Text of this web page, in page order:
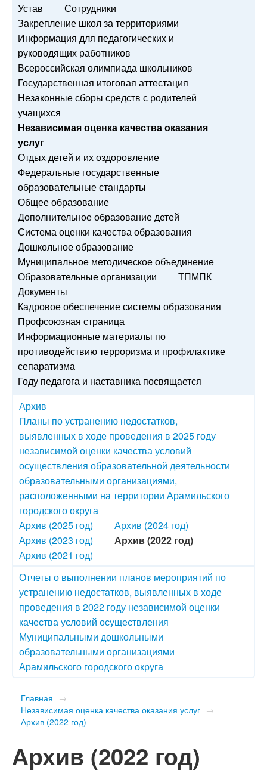
Устав
Сотрудники
Закрепление школ за территориями
Информация для педагогических и
руководящих работников
Всероссийская олимпиада школьников
Государственная итоговая аттестация
Незаконные сборы средств с родителей
учащихся
Независимая оценка качества оказания
услуг
Отдых детей и их оздоровление
Федеральные государственные
образовательные стандарты
Общее образование
Дополнительное образование детей
Система оценки качества образования
Дошкольное образование
Муниципальное методическое объединение
Образовательные организации
ТПМПК
Документы
Кадровое обеспечение системы образования
Профсоюзная страница
Информационные материалы по
противодействию терроризма и профилактике
сепаратизма
Году педагога и наставника посвящается
Архив
Планы по устранению недостатков,
выявленных в ходе проведения в 2025 году
независимой оценки качества условий
осуществления образовательной деятельности
образовательными организациями,
расположенными на территории Арамильского
городского округа
Архив (2025 год)
Архив (2024 год)
Архив (2023 год)
Архив (2022 год)
Архив (2021 год)
Отчеты о выполнении планов мероприятий по
устранению недостатков, выявленных в ходе
проведения в 2022 году независимой оценки
качества условий осуществления
Муниципальными дошкольными
образовательными организациями
Арамильского городского округа
Главная →
Независимая оценка качества оказания услуг →
Архив (2022 год)
Архив (2022 год)